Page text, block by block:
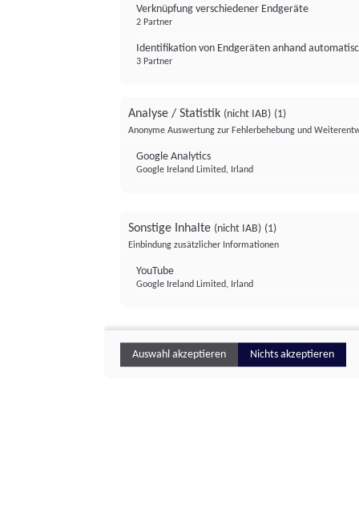
Verknüpfung verschiedener Endgeräte
2 Partner
Identifikation von Endgeräten anhand
3 Partner
Analyse / Statistik (nicht IAB) (1)
Anonyme Auswertung zur Fehlerbehebung und
Google Analytics
Google Ireland Limited, Irland
Sonstige Inhalte (nicht IAB) (1)
Einbindung zusätzlicher Informationen
YouTube
Google Ireland Limited, Irland
Auswahl akzeptieren Nichts akzeptieren